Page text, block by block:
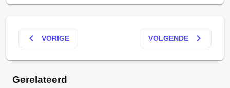
keyboard_arrow_left VORIGE VOLGENDE keyboard_arrow_right
Gerelateerd